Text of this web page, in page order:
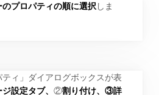
プロパティの順に選択 しま
ティ」ダイアログボックスが表
設定タブ、 ②割り付け、 ③詳